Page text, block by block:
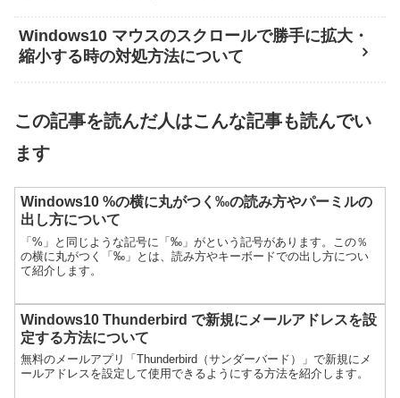
Windows10 マウスのスクロールで勝手に拡大・
縮小する時の対処方法について
この記事を読んだ人はこんな記事も読んでい
ます
Windows10 %の横に丸がつく‰の読み方やパーミルの
出し方について
「%」と同じような記号に「‰」がという記号があります。この％
の横に丸がつく「‰」とは、読み方やキーボードでの出し方につい
て紹介します。
Windows10 Thunderbird で新規にメールアドレスを設
定する方法について
無料のメールアプリ「Thunderbird（サンダーバード）」で新規にメ
ールアドレスを設定して使用できるようにする方法を紹介します。